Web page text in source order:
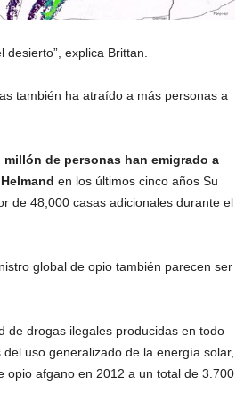
desierto”, explica Brittan.
también ha atraído a más personas a
millón de personas han emigrado a
en los últimos cinco años Su
de 48,000 casas adicionales durante el
global de opio también parecen ser
de drogas ilegales producidas en todo
uso generalizado de la energía solar,
opio afgano en 2012 a un total de 3.700